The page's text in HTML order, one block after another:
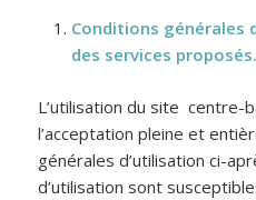
Conditions générales
des services proposés.
L’utilisation du site centre-
l’acceptation pleine et
générales d’utilisation ci-
d’utilisation sont